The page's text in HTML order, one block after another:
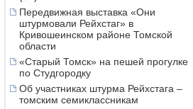
Передвижная выставка «Они
штурмовали Рейхстаг» в
Кривошеинском районе Томской
области
«Старый Томск» на пешей прогулке
по Студгородку
Об участниках штурма Рейхстага –
томским семиклассникам